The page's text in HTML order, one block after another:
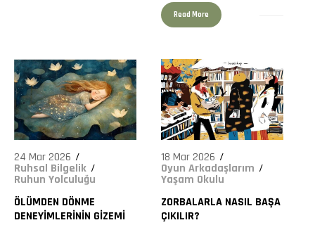
Read More
24 Mar 2026
Ruhsal Bilgelik
Ruhun Yolculuğu
ÖLÜMDEN DÖNME
DENEYIMLERININ GIZEMI
18 Mar 2026
Oyun Arkadaşlarım
Yaşam Okulu
ZORBALARLA NASIL BAŞA
ÇIKILIR?